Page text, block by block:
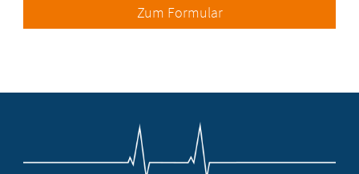
Zum Formular